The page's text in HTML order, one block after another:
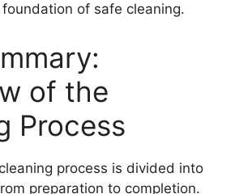
of safe cleaning.
of the
Process
process is divided into
preparation to completion.